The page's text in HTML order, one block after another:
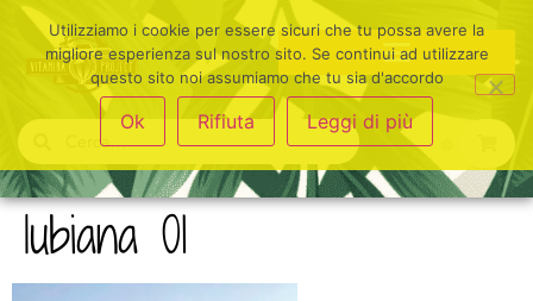
lubiana 01
Utilizziamo i cookie per essere sicuri che tu possa avere la
migliore esperienza sul nostro sito. Se continui ad utilizzare
questo sito noi assumiamo che tu sia d'accordo
Ok Rifiuta Leggi di più